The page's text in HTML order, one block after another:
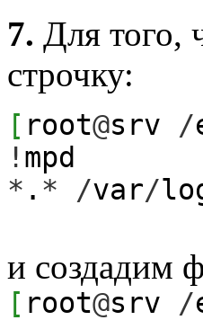
7. Для того,
строчку:
[ root@srv /
! mpd
* . * /var/
и создадим
[ root@srv /